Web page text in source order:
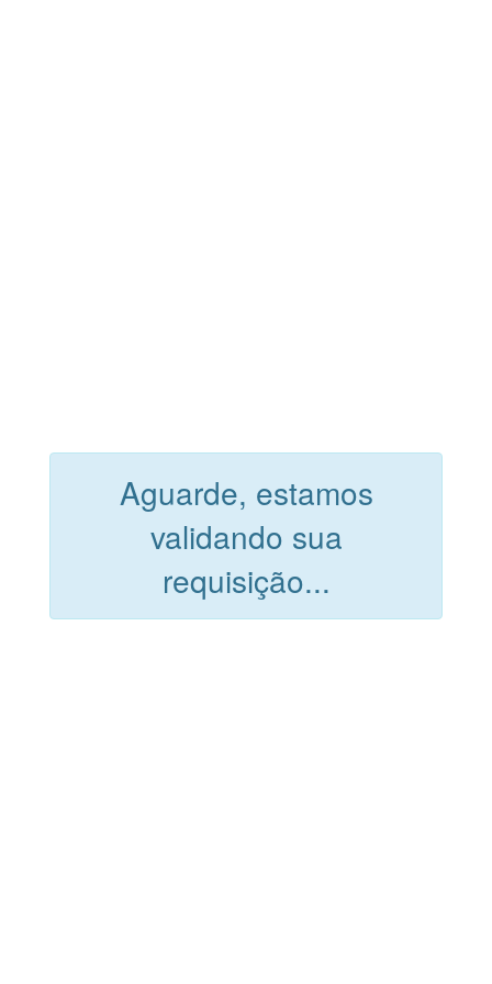
Aguarde, estamos
validando sua
requisição...